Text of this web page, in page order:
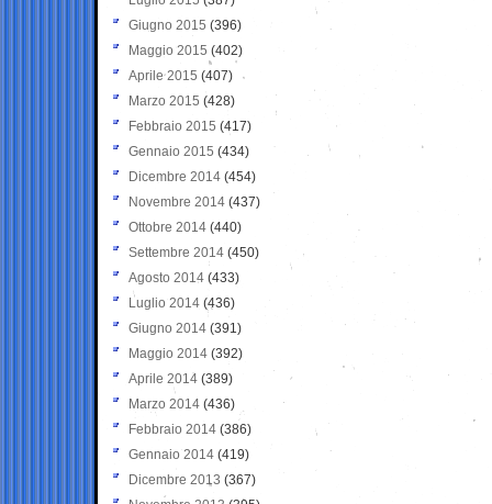
Giugno 2015 (396)
Maggio 2015 (402)
Aprile 2015 (407)
Marzo 2015 (428)
Febbraio 2015 (417)
Gennaio 2015 (434)
Dicembre 2014 (454)
Novembre 2014 (437)
Ottobre 2014 (440)
Settembre 2014 (450)
Agosto 2014 (433)
Luglio 2014 (436)
Giugno 2014 (391)
Maggio 2014 (392)
Aprile 2014 (389)
Marzo 2014 (436)
Febbraio 2014 (386)
Gennaio 2014 (419)
Dicembre 2013 (367)